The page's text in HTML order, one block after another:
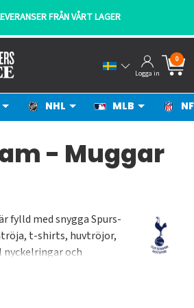
FRÅN VÅRT LAGER
Logga in
0
NHL MLB
- Muggar
fylld med snygga Spurs-
t-shirts, huvtröjor,
och
från vår Premier